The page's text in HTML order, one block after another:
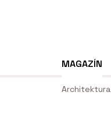
MAGAZÍN
Architektura